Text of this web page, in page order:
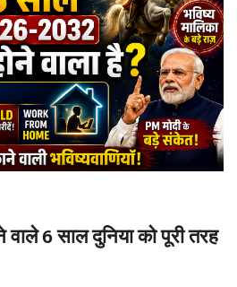
6 साल दुनिया को पूरी तरह